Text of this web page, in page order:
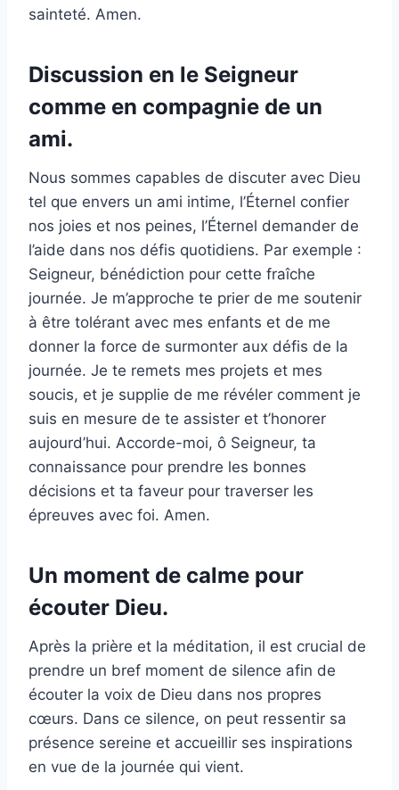
sainteté. Amen.
Discussion en le Seigneur
comme en compagnie de un
ami.
Nous sommes capables de discuter avec Dieu
tel que envers un ami intime, l’Éternel confier
nos joies et nos peines, l’Éternel demander de
l’aide dans nos défis quotidiens. Par exemple :
Seigneur, bénédiction pour cette fraîche
journée. Je m’approche te prier de me soutenir
à être tolérant avec mes enfants et de me
donner la force de surmonter aux défis de la
journée. Je te remets mes projets et mes
soucis, et je supplie de me révéler comment je
suis en mesure de te assister et t’honorer
aujourd’hui. Accorde-moi, ô Seigneur, ta
connaissance pour prendre les bonnes
décisions et ta faveur pour traverser les
épreuves avec foi. Amen.
Un moment de calme pour
écouter Dieu.
Après la prière et la méditation, il est crucial de
prendre un bref moment de silence afin de
écouter la voix de Dieu dans nos propres
cœurs. Dans ce silence, on peut ressentir sa
présence sereine et accueillir ses inspirations
en vue de la journée qui vient.